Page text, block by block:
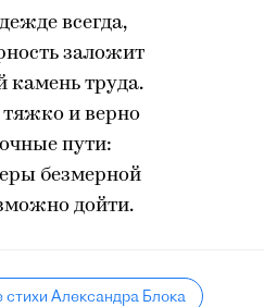
всегда,
заложит
камень труда.
и верно
пути:
безмерной
дойти.
стихи Александра Блока